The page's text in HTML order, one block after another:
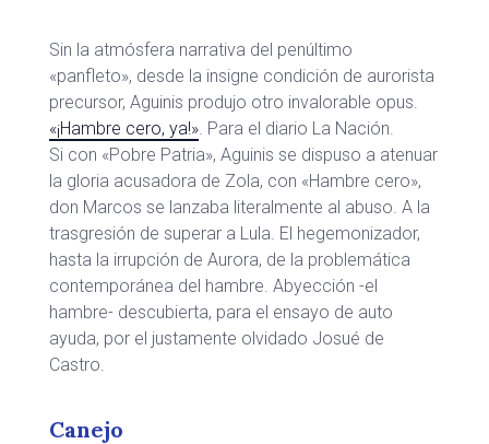
Sin la atmósfera narrativa del penúltimo
«panfleto», desde la insigne condición de aurorista
precursor, Aguinis produjo otro invalorable opus.
«¡Hambre cero, ya!». Para el diario La Nación.
Si con «Pobre Patria», Aguinis se dispuso a atenuar
la gloria acusadora de Zola, con «Hambre cero»,
don Marcos se lanzaba literalmente al abuso. A la
trasgresión de superar a Lula. El hegemonizador,
hasta la irrupción de Aurora, de la problemática
contemporánea del hambre. Abyección -el
hambre- descubierta, para el ensayo de auto
ayuda, por el justamente olvidado Josué de
Castro.
Canejo